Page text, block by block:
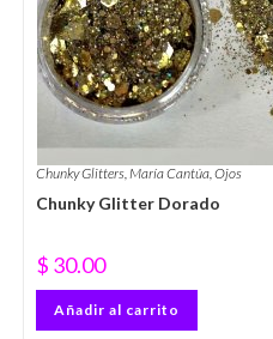
Chunky Glitters,María Cantúa,Ojos
Chunky Glitter Dorado
$ 30.00
Añadir al carrito